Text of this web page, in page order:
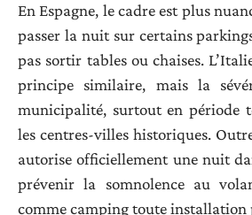
En Espagne, le cadre est plus
passer la nuit sur certains
pas sortir tables ou chaises.
principe similaire, mais la
municipalité, surtout en période
les centres-villes historiques.
autorise officiellement une nuit
prévenir la somnolence au
comme camping toute installation